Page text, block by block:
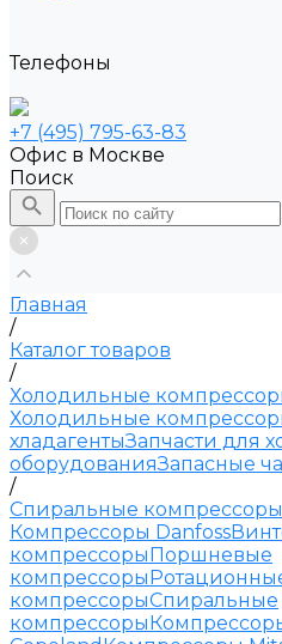
Телефоны
+7 (495) 795-63-83
Офис в Москве
Поиск
Главная
/
Каталог товаров
/
Холодильные
Холодильные
хладагентыЗапчасти для
оборудованияЗапасные
/
Спиральные компрессоры
Компрессоры Danfoss
компрессорыПоршневые
компрессоры
компрессорыСпиральные
компрессоры